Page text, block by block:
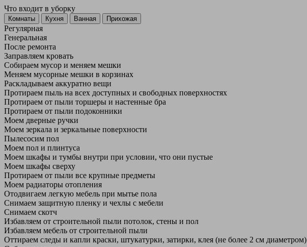
Что входит в уборку
Регу­лярная
Гене­ральная
После ремонта
Заправляем кровать
Собираем мусор и меняем мешки
Меняем мусорные мешки в корзинах
Раскладываем аккуратно вещи
Протираем пыль на всех доступных и свободных поверхностях
Протираем от пыли торшеры и настенные бра
Протираем от пыли подоконники
Моем дверные ручки
Моем зеркала и зеркальные поверхности
Пылесосим пол
Моем пол и плинтуса
Моем шкафы и тумбы внутри при условии, что они пустые
Моем шкафы сверху
Протираем от пыли все крупные предметы
Моем радиаторы отопления
Отодвигаем легкую мебель при мытье пола
Снимаем защитную пленку и чехлы с мебели
Снимаем скотч
Избавляем от строительной пыли потолок, стены и пол
Избавляем мебель от строительной пыли
Оттираем следы и капли краски, штукатурки, затирки, клея (не более 2 см диаметром)